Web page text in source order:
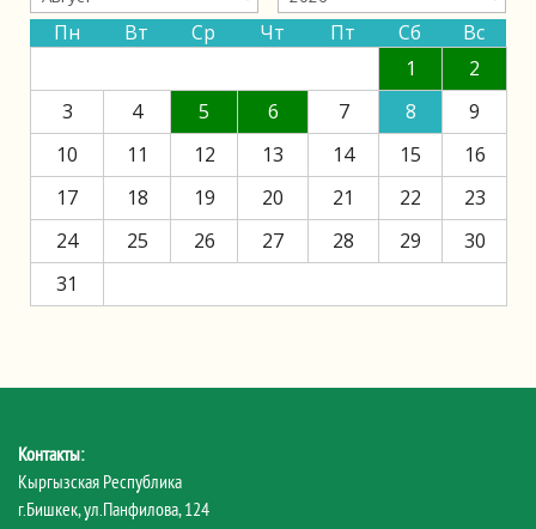
Пн Вт Ср Чт Пт Сб
Вс
1
2
3
4 5 6 7 8
9
10
11 12 13 14 15
16
17
18 19 20 21 22
23
24
25 26 27 28 29
30
31
Контакты:
Кыргызская Республика
г.Бишкек, ул.Панфилова, 124